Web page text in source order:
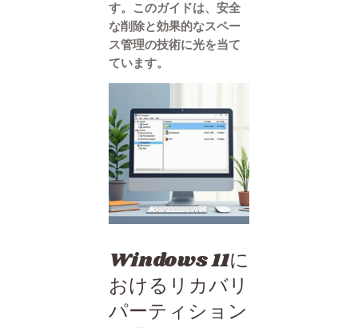
す。このガイドは、安全
な削除と効果的なスペー
ス管理の技術に光を当て
ています。
Windows 11に
おけるリカバリ
パーティション